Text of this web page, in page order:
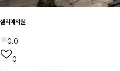
셀리에의원
0.0
0